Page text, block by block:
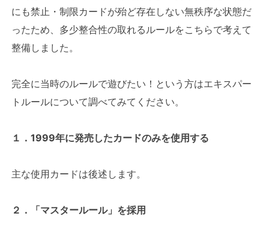
にも禁止・制限カードが殆ど存在しない無秩序な状態だ
ったため、多少整合性の取れるルールをこちらで考えて
整備しました。
完全に当時のルールで遊びたい！という方はエキスパー
トルールについて調べてみてください。
１．1999年に発売したカードのみを使用する
主な使用カードは後述します。
２．「マスタールール」を採用